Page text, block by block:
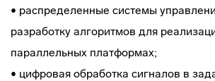
• распределенные системы
разработку алгоритмов для
параллельных платформах;
• цифровая обработка сигналов в